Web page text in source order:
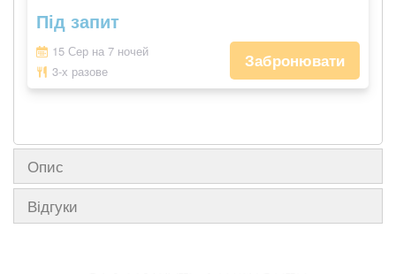
Під запит
15 Сер на 7 ночей
3-х разове
Забронювати
Опис
Відгуки